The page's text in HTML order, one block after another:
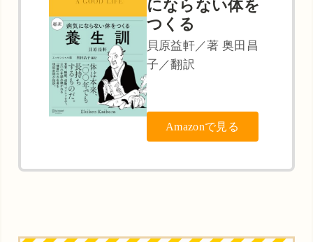
にならない体を
つくる
貝原益軒／著 奥田昌
子／翻訳
Amazonで見る